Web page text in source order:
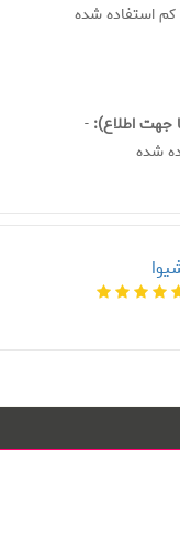
کم استفاده شده
جهت اطلاع):-
شده